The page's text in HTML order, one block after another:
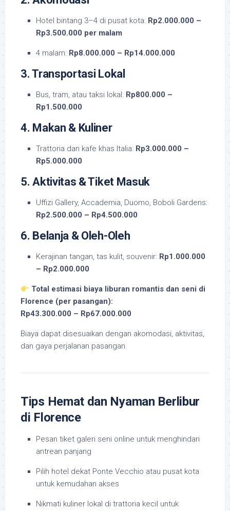
Hotel bintang 3–4 di pusat kota: Rp2.000.000 –
Rp3.500.000 per malam
4 malam: Rp8.000.000 – Rp14.000.000
3. Transportasi Lokal
Bus, tram, atau taksi lokal: Rp800.000 –
Rp1.500.000
4. Makan & Kuliner
Trattoria dan kafe khas Italia: Rp3.000.000 –
Rp5.000.000
5. Aktivitas & Tiket Masuk
Uffizi Gallery, Accademia, Duomo, Boboli Gardens:
Rp2.500.000 – Rp4.500.000
6. Belanja & Oleh-Oleh
Kerajinan tangan, tas kulit, souvenir: Rp1.000.000
– Rp2.000.000
Total estimasi biaya liburan romantis dan seni di
Florence (per pasangan):
Rp43.300.000 – Rp67.000.000
Biaya dapat disesuaikan dengan akomodasi, aktivitas,
dan gaya perjalanan pasangan.
Tips Hemat dan Nyaman Berlibur
di Florence
Pesan tiket galeri seni online untuk menghindari
antrean panjang
Pilih hotel dekat Ponte Vecchio atau pusat kota
untuk kemudahan akses
Nikmati kuliner lokal di trattoria kecil untuk